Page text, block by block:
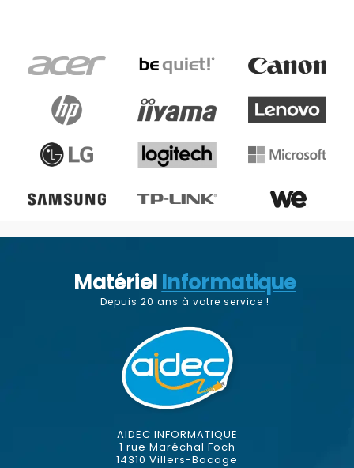
MatérielInformatique
Depuis 20 ans à votre service !
AIDEC INFORMATIQUE
1 rue Maréchal Foch
14310 Villers-Bocage